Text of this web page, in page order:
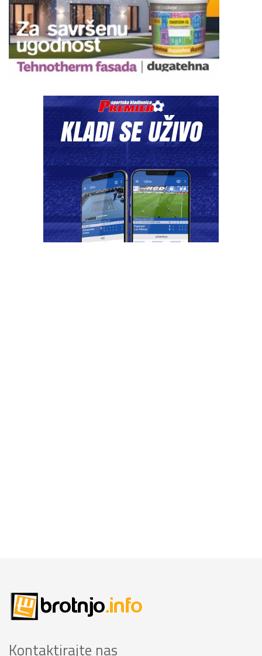
Kontaktirajte nas